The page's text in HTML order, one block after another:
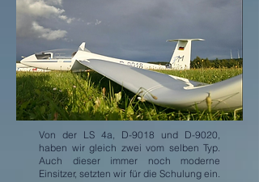
Von der LS 4a, D-9018 und D-9020,
haben wir gleich zwei vom selben Typ.
Auch dieser immer noch moderne
Einsitzer, setzten wir für die Schulung ein.